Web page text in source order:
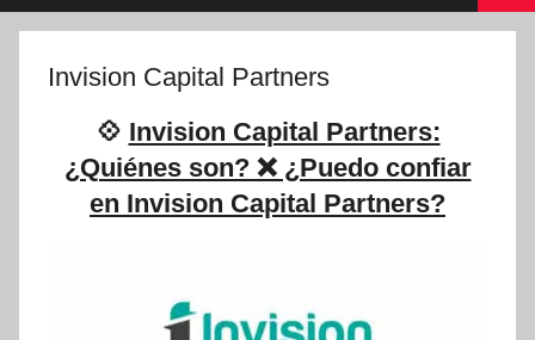
su
Estafado.com
Invision Capital Partners
💠 Invision Capital Partners:
¿Quiénes son? ❌ ¿Puedo confiar
en Invision Capital Partners?